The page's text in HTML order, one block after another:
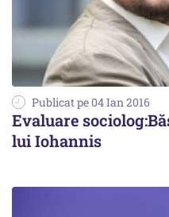
Publicat pe 04 Ian 2016
Evaluare
lui Iohannis